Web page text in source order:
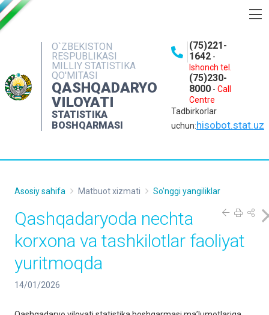
O`ZBEKISTON
RESPUBLIKASI
MILLIY STATISTIKA
QO'MITASI
QASHQADARYO
VILOYATI
STATISTIKA
BOSHQARMASI
(75)221-
1642 -
Ishonch tel.
(75)230-
8000 - Call
Centre
Tadbirkorlar
uchun:hisobot.stat.uz
OCHIQ MA'LUMOTLAR
NASHRLAR
INTERAKTIV XIZMATLAR
MATBUOT XIZMATI
KONTAKTLAR
Asosiy sahifa Matbuot xizmati So'nggi yangiliklar
Qashqadaryoda nechta
korxona va tashkilotlar faoliyat
yuritmoqda
14/01/2026